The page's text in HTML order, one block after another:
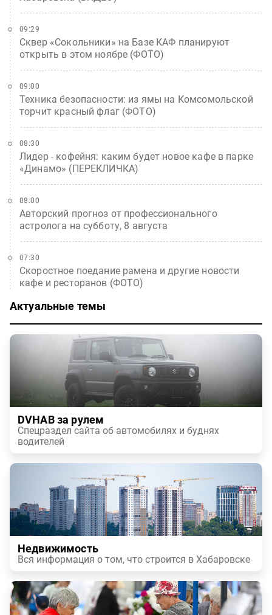
Сквер «Сокольники» на Базе КАФ планируют
открыть в этом ноябре (ФОТО)
09:29
Техника безопасности: из ямы на Комсомольской
торчит красный флаг (ФОТО)
09:00
Лидер - кофейня: каким будет новое кафе в парке
«Динамо» (ПЕРЕКЛИЧКА)
08:30
Авторский прогноз от профессионального
астролога на субботу, 8 августа
08:00
Скоростное поедание рамена и другие новости
кафе и ресторанов (ФОТО)
07:30
Актуальные темы
DVHAB за рулем
Спецраздел сайта об автомобилях и буднях
водителей
Недвижимость
Вся информация о том, что строится в Хабаровске